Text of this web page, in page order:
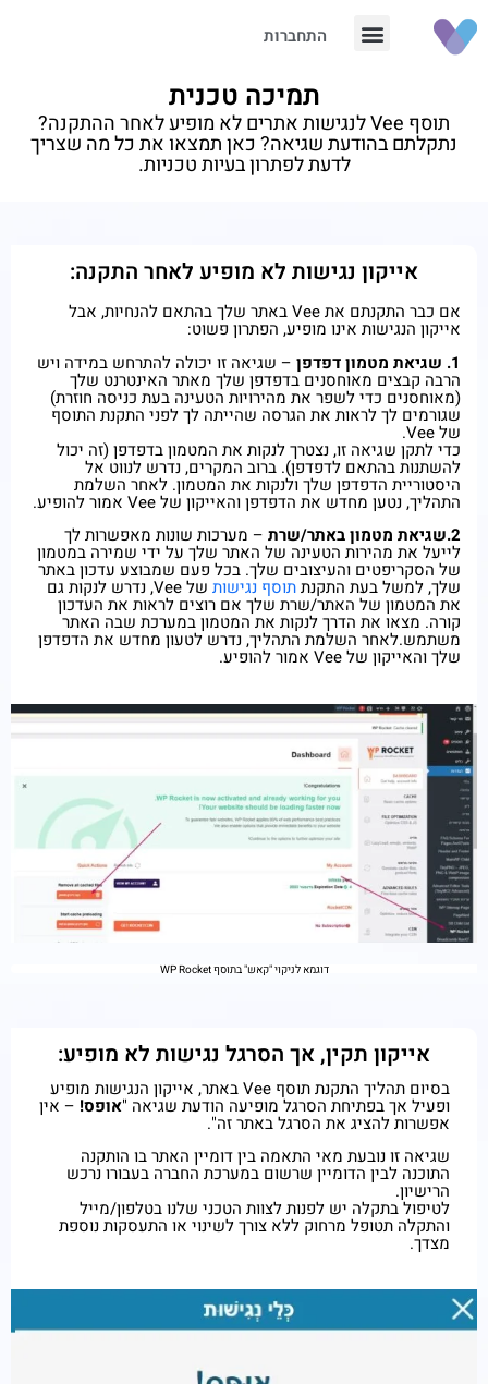
התחברות
תמיכה טכנית
תוסף Vee לנגישות אתרים לא מופיע לאחר ההתקנה?
נתקלתם בהודעת שגיאה? כאן תמצאו את כל מה שצריך
לדעת לפתרון בעיות טכניות.
אייקון נגישות לא מופיע לאחר התקנה:
אם כבר התקנתם את Vee באתר שלך בהתאם להנחיות, אבל
אייקון הנגישות אינו מופיע, הפתרון פשוט:
1. שגיאת מטמון דפדפן
– שגיאה זו יכולה להתרחש במידה ויש
הרבה קבצים מאוחסנים בדפדפן שלך מאתר האינטרנט שלך
(מאוחסנים כדי לשפר את מהירויות הטעינה בעת כניסה חוזרת)
שגורמים לך לראות את הגרסה שהייתה לך לפני התקנת התוסף
של Vee.
כדי לתקן שגיאה זו, נצטרך לנקות את המטמון בדפדפן (זה יכול
להשתנות בהתאם לדפדפן). ברוב המקרים, נדרש לנווט אל
היסטוריית הדפדפן שלך ולנקות את המטמון. לאחר השלמת
התהליך, נטען מחדש את הדפדפן והאייקון של Vee אמור להופיע.
2.שגיאת מטמון באתר/שרת
– מערכות שונות מאפשרות לך
לייעל את מהירות הטעינה של האתר שלך על ידי שמירה במטמון
של הסקריפטים והעיצובים שלך. בכל פעם שמבוצע עדכון באתר
שלך, למשל בעת התקנתתוסף נגישות של Vee, נדרש לנקות גם
את המטמון של האתר/שרת שלך אם רוצים לראות את העדכון
קורה. מצאו את הדרך לנקות את המטמון במערכת שבה האתר
משתמש.לאחר השלמת התהליך, נדרש לטעון מחדש את הדפדפן
שלך והאייקון של Vee אמור להופיע.
דוגמא לניקוי "קאש" בתוסף WP Rocket
אייקון תקין, אך הסרגל נגישות לא מופיע:
בסיום תהליך התקנת תוסף Vee באתר, אייקון הנגישות מופיע
ופעיל אך בפתיחת הסרגל מופיעה הודעת שגיאה "אופס! – אין
אפשרות להציג את הסרגל באתר זה".
שגיאה זו נובעת מאי התאמה בין דומיין האתר בו הותקנה
התוכנה לבין הדומיין שרשום במערכת החברה בעבורו נרכש
הרישיון.
לטיפול בתקלה יש לפנות לצוות הטכני שלנו בטלפון/מייל
והתקלה תטופל מרחוק ללא צורך לשינוי או התעסקות נוספת
מצדך.